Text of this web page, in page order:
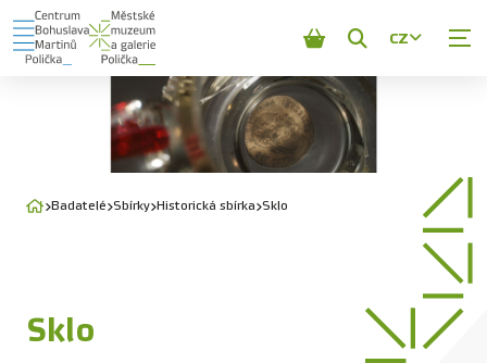
Zobrazit
vyhledávání
CZ
Badatelé Sbírky Historická sbírka Sklo
Sklo